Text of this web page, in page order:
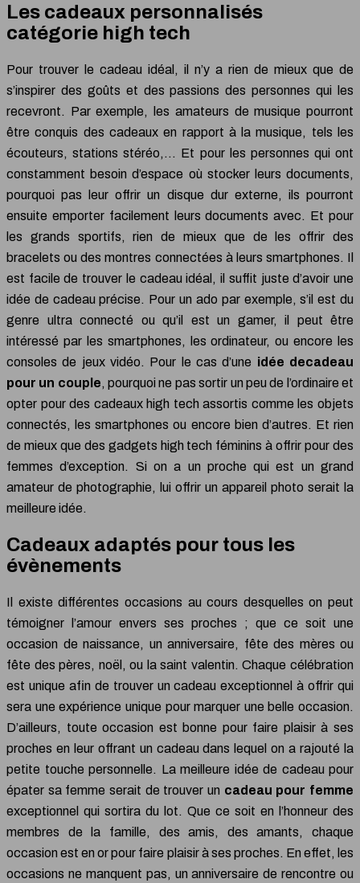
Les cadeaux personnalisés
catégorie high tech
Pour trouver le cadeau idéal, il n’y a rien de mieux que de
s’inspirer des goûts et des passions des personnes qui les
recevront. Par exemple, les amateurs de musique pourront
être conquis des cadeaux en rapport à la musique, tels les
écouteurs, stations stéréo,… Et pour les personnes qui ont
constamment besoin d’espace où stocker leurs documents,
pourquoi pas leur offrir un disque dur externe, ils pourront
ensuite emporter facilement leurs documents avec. Et pour
les grands sportifs, rien de mieux que de les offrir des
bracelets ou des montres connectées à leurs smartphones. Il
est facile de trouver le cadeau idéal, il suffit juste d’avoir une
idée de cadeau précise. Pour un ado par exemple, s’il est du
genre ultra connecté ou qu’il est un gamer, il peut être
intéressé par les smartphones, les ordinateur, ou encore les
consoles de jeux vidéo. Pour le cas d’une idée decadeau
pour un couple, pourquoi ne pas sortir un peu de l’ordinaire et
opter pour des cadeaux high tech assortis comme les objets
connectés, les smartphones ou encore bien d’autres. Et rien
de mieux que des gadgets high tech féminins à offrir pour des
femmes d’exception. Si on a un proche qui est un grand
amateur de photographie, lui offrir un appareil photo serait la
meilleure idée.
Cadeaux adaptés pour tous les
évènements
Il existe différentes occasions au cours desquelles on peut
témoigner l’amour envers ses proches ; que ce soit une
occasion de naissance, un anniversaire, fête des mères ou
fête des pères, noël, ou la saint valentin. Chaque célébration
est unique afin de trouver un cadeau exceptionnel à offrir qui
sera une expérience unique pour marquer une belle occasion.
D’ailleurs, toute occasion est bonne pour faire plaisir à ses
proches en leur offrant un cadeau dans lequel on a rajouté la
petite touche personnelle. La meilleure idée de cadeau pour
épater sa femme serait de trouver un cadeau pour femme
exceptionnel qui sortira du lot. Que ce soit en l’honneur des
membres de la famille, des amis, des amants, chaque
occasion est en or pour faire plaisir à ses proches. En effet, les
occasions ne manquent pas, un anniversaire de rencontre ou